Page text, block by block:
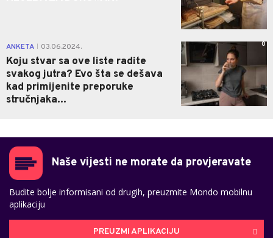
ANKETA 03.06.2024.
Koju stvar sa ove liste radite
svakog jutra? Evo šta se dešava
kad primijenite preporuke
stručnjaka...
0
Naše vijesti ne morate da provjeravate
Budite bolje informisani od drugih, preuzmite Mondo mobilnu
aplikaciju
PREUZMI APLIKACIJU